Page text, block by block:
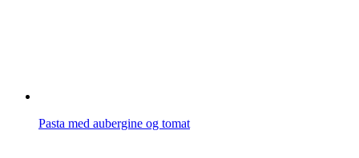
Pasta med aubergine og tomat